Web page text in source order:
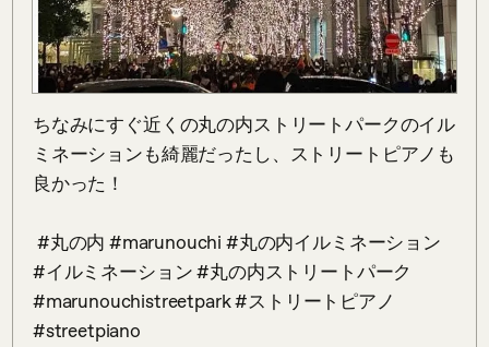
ちなみにすぐ近くの丸の内ストリートパークのイル
ミネーションも綺麗だったし、ストリートピアノも
良かった！
#イルミネーション #丸の内ストリートパーク
#marunouchistreetpark #ストリートピアノ
#streetpiano